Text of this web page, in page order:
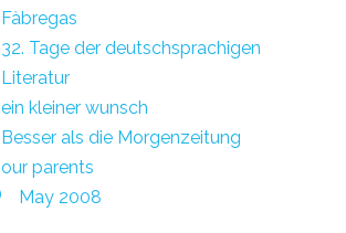
Fàbregas
32. Tage der deutschsprachigen
Literatur
ein kleiner wunsch
Besser als die Morgenzeitung
our parents
May 2008